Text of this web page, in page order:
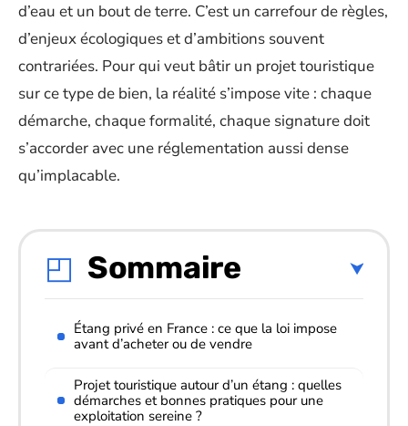
d’eau et un bout de terre. C’est un carrefour de règles,
d’enjeux écologiques et d’ambitions souvent
contrariées. Pour qui veut bâtir un projet touristique
sur ce type de bien, la réalité s’impose vite : chaque
démarche, chaque formalité, chaque signature doit
s’accorder avec une réglementation aussi dense
qu’implacable.
Sommaire
Étang privé en France : ce que la loi impose
avant d’acheter ou de vendre
Projet touristique autour d’un étang : quelles
démarches et bonnes pratiques pour une
exploitation sereine ?